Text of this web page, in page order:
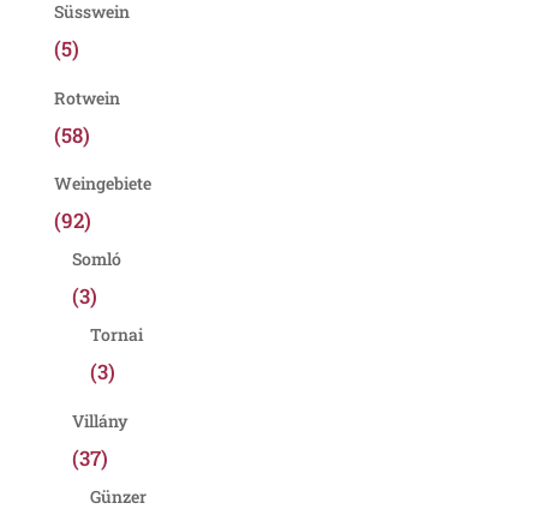
Süsswein
(5)
Rotwein
(58)
Weingebiete
(92)
Somló
(3)
Tornai
(3)
Villány
(37)
Günzer